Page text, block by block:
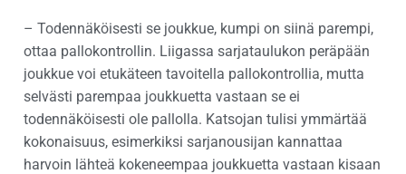
– Todennäköisesti se joukkue, kumpi on siinä parempi,
ottaa pallokontrollin. Liigassa sarjataulukon peräpään
joukkue voi etukäteen tavoitella pallokontrollia, mutta
selvästi parempaa joukkuetta vastaan se ei
todennäköisesti ole pallolla. Katsojan tulisi ymmärtää
kokonaisuus, esimerkiksi sarjanousijan kannattaa
harvoin lähteä kokeneempaa joukkuetta vastaan kisaan